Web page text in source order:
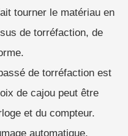
tourner le matériau en
de torréfaction, de
de torréfaction est
de cajou peut être
et du compteur.
automatique,